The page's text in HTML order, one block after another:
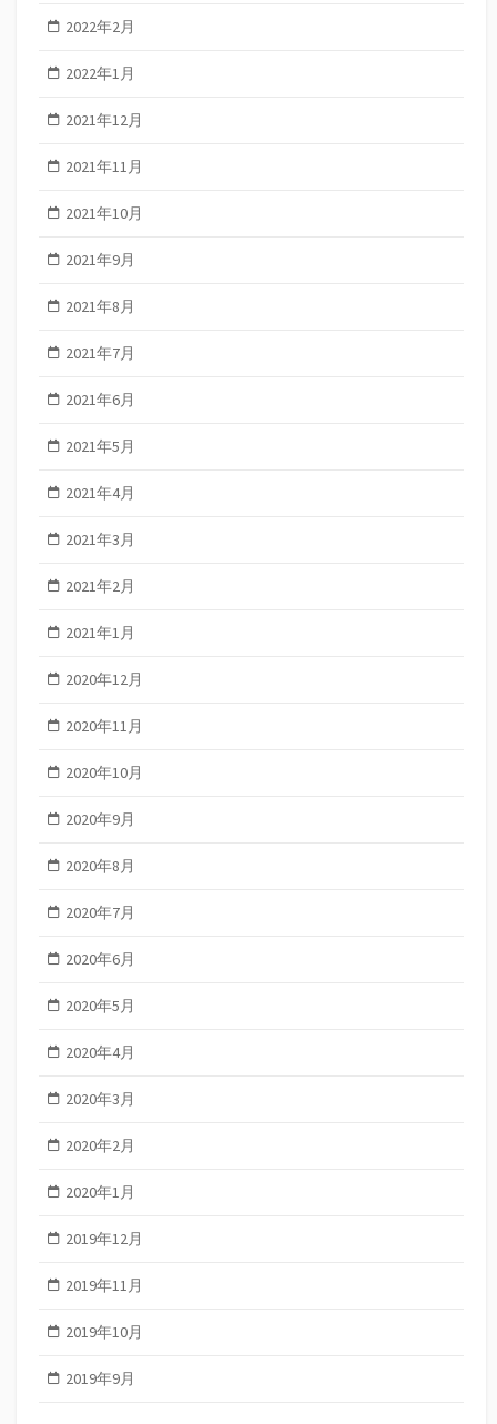
2022年2月
2022年1月
2021年12月
2021年11月
2021年10月
2021年9月
2021年8月
2021年7月
2021年6月
2021年5月
2021年4月
2021年3月
2021年2月
2021年1月
2020年12月
2020年11月
2020年10月
2020年9月
2020年8月
2020年7月
2020年6月
2020年5月
2020年4月
2020年3月
2020年2月
2020年1月
2019年12月
2019年11月
2019年10月
2019年9月